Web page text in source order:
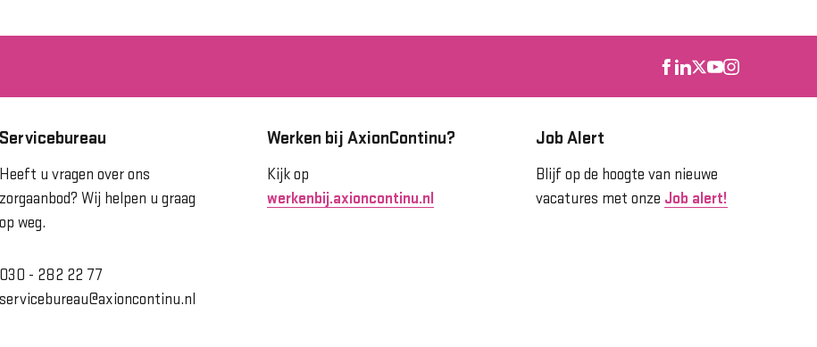
Servicebureau
Heeft u vragen over ons
zorgaanbod? Wij helpen u graag
op weg.
030 - 282 22 77
servicebureau@axioncontinu.nl
Werken bij AxionContinu?
Kijk op
werkenbij.axioncontinu.nl
Job Alert
Blijf op de hoogte van nieuwe
vacatures met onze Job alert!